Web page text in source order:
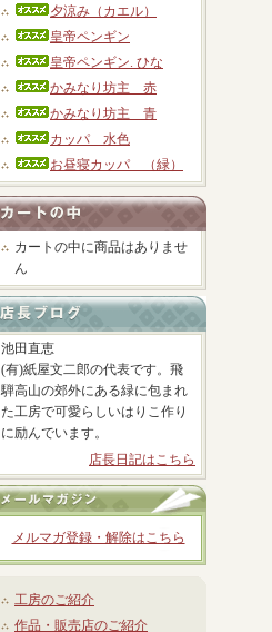
夕涼み（カエル）
皇帝ペンギン
皇帝ペンギン. ひな
かみなり坊主 赤
かみなり坊主 青
カッパ 水色
お昼寝カッパ （緑）
カートの中に商品はありませ
ん
池田直恵
(有)紙屋文二郎の代表です。飛
騨高山の郊外にある緑に包まれ
た工房で可愛らしいはりこ作り
に励んでいます。
店長日記はこちら
メルマガ登録・解除はこちら
工房のご紹介
作品・販売店のご紹介